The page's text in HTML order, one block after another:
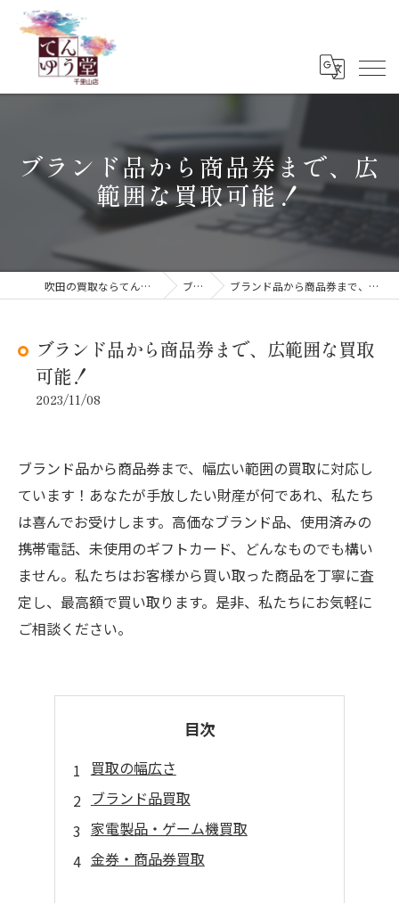
ブランド品から商品券まで、広
範囲な買取可能！
吹田の買取ならてんゆう堂 千里山店 ブログ ブランド品から商品券まで、広範囲な買取可能！
ブランド品から商品券まで、広範囲な買取
可能！
2023/11/08
ブランド品から商品券まで、幅広い範囲の買取に対応し
ています！あなたが手放したい財産が何であれ、私たち
は喜んでお受けします。高価なブランド品、使用済みの
携帯電話、未使用のギフトカード、どんなものでも構い
ません。私たちはお客様から買い取った商品を丁寧に査
定し、最高額で買い取ります。是非、私たちにお気軽に
ご相談ください。
目次
買取の幅広さ
ブランド品買取
家電製品・ゲーム機買取
金券・商品券買取